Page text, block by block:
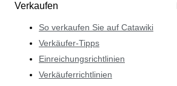
Verkaufen
So verkaufen Sie auf Catawiki
Verkäufer-Tipps
Einreichungsrichtlinien
Verkäuferrichtlinien